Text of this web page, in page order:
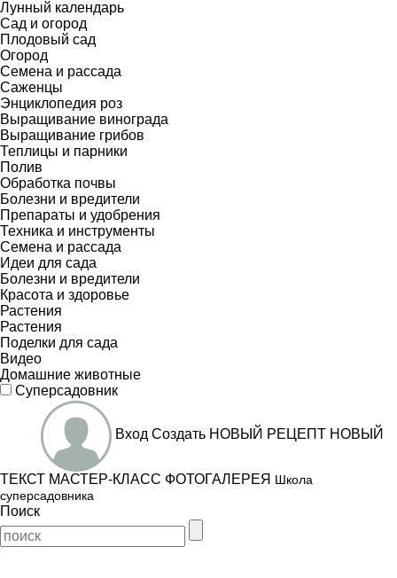
Лунный календарь
Сад и огород
Плодовый сад
Огород
Семена и рассада
Саженцы
Энциклопедия роз
Выращивание винограда
Выращивание грибов
Теплицы и парники
Полив
Обработка почвы
Болезни и вредители
Препараты и удобрения
Техника и инструменты
Семена и рассада
Идеи для сада
Болезни и вредители
Красота и здоровье
Растения
Растения
Поделки для сада
Видео
Домашние животные
Суперсадовник
Вход Создать НОВЫЙ РЕЦЕПТ НОВЫЙ
ТЕКСТ МАСТЕР-КЛАСС ФОТОГАЛЕРЕЯ Школа
суперсадовника
Поиск